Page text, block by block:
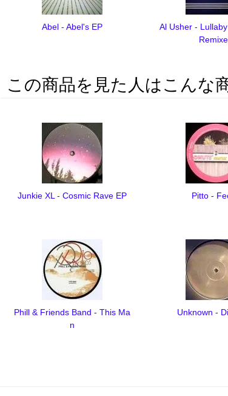
Abel - Abel's EP
Al Usher -
この商品を見た人はこんな
Junkie XL - Cosmic Rave EP Pitto -
Phill & Friends Band - This Ma
n
Unknown -